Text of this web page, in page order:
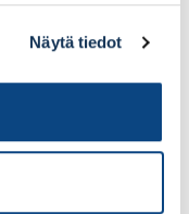
Näytä tiedot